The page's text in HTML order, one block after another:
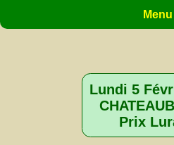
Menu
Lundi 5
Prix